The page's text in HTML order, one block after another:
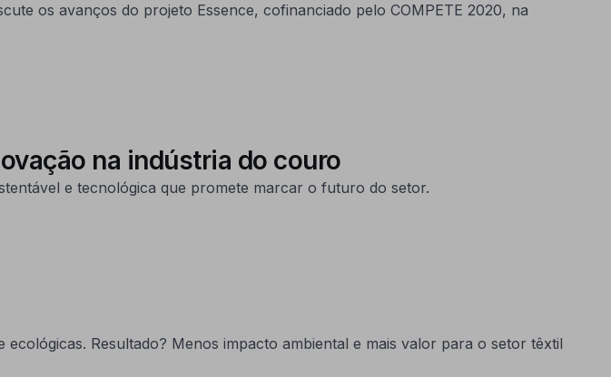
os avanços do projeto Essence, cofinanciado pelo COMPETE 2020, na
na indústria do couro
e tecnológica que promete marcar o futuro do setor.
Resultado? Menos impacto ambiental e mais valor para o setor têxtil